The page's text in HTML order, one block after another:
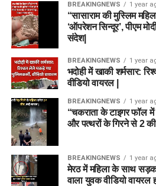
BREAKINGNEWS 1 year
“सासाराम की मुस्लिम
‘ऑपरेशन सिन्दूर’, पीएम
संदेश|
BREAKINGNEWS 1 year
भदोही में खाकी शर्मसार:
वीडियो वायरल |
BREAKINGNEWS 1 year
“चकराता के टाइगर फॉल
और पत्थरों के गिरने से 2
BREAKINGNEWS 1 year
मेरठ में महिला के साथ
वाला युवक वीडियो वायरल